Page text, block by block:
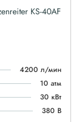
KS-40AF
4200 л/мин
10 атм
30 кВт
380 В